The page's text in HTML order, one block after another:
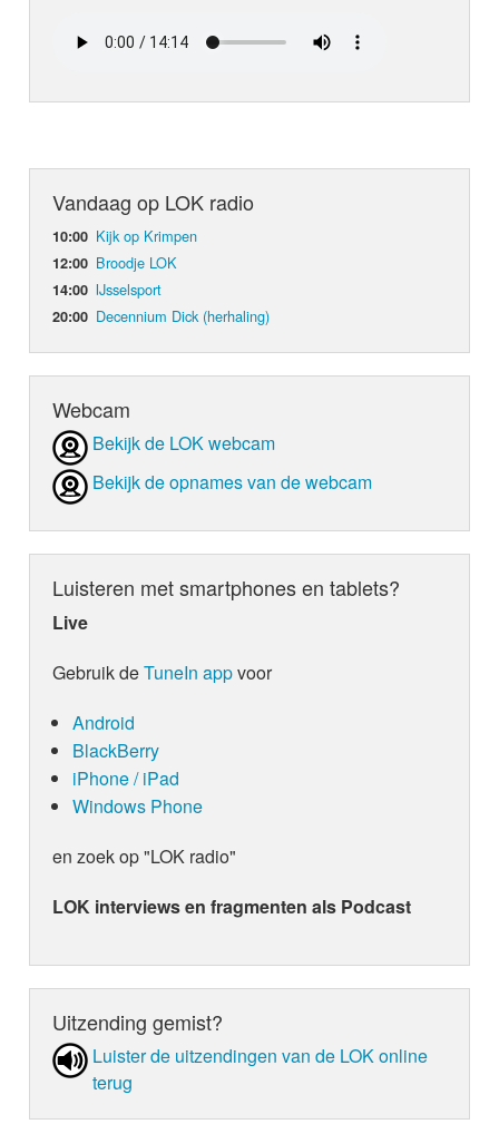
Vandaag op LOK radio
10:00 Kijk op Krimpen
12:00 Broodje LOK
14:00 IJsselsport
20:00 Decennium Dick (herhaling)
Webcam
Bekijk de LOK webcam
Bekijk de opnames van de webcam
Luisteren met smartphones en tablets?
Live
Gebruik deTuneIn appvoor
Android
BlackBerry
iPhone / iPad
Windows Phone
en zoek op "LOK radio"
LOK interviews en fragmenten als Podcast
Uitzending gemist?
Luister de uit­zen­din­gen van de LOK online
terug